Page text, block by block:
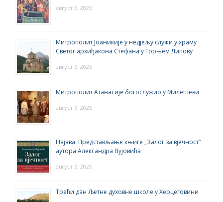
август 6, 2026
Митрополит Јоаникије у недјељу служи у храму
Светог архиђакона Стефана у Горњем Липову
август 6, 2026
Митрополит Атанасије богослужио у Милешеви
август 6, 2026
Најава: Представљање књиге „Залог за вјечност“
аутора Александра Вујовића
август 6, 2026
Трећи дан Љетне духовне школе у Херцеговини